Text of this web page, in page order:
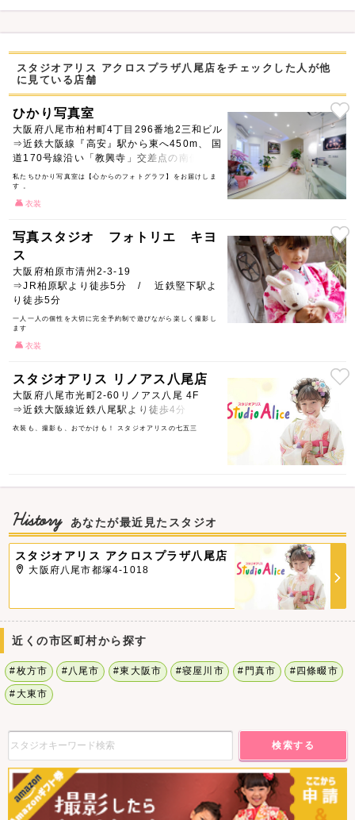
スタジオアリス アクロスプラザ八尾店をチェックした人が他
に見ている店舗
ひかり写真室
大阪府八尾市柏村町4丁目296番地2三和ビル
⇒近鉄大阪線『高安』駅から東へ450m、 国
道170号線沿い「教興寺」交差点の南側
私たちひかり写真室は【心からのフォトグラフ】をお届けしま
す 。
衣装
写真スタジオ フォトリエ キヨ
ス
大阪府柏原市清州2-3-19
⇒JR柏原駅より徒歩5分 / 近鉄堅下駅よ
り徒歩5分
一人一人の個性を大切に完全予約制で遊びながら楽しく撮影し
ます
衣装
スタジオアリス リノアス八尾店
大阪府八尾市光町2-60リノアス八尾 4F
⇒近鉄大阪線近鉄八尾駅より徒歩4分
衣装も、撮影も、おでかけも！ スタジオアリスの七五三
History あなたが最近見たスタジオ
スタジオアリス アクロスプラザ八尾店
大阪府八尾市都塚4-1018
近くの市区町村から探す
#枚方市 #八尾市 #東大阪市 #寝屋川市 #門真市 #四條畷市
#大東市
検索する